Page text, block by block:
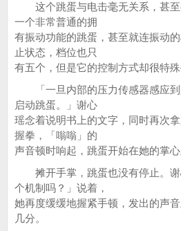
这个跳蛋与电击毫无关系，甚至
一个非常普通的拥
有振动功能的跳蛋，甚至就连振动
止状态，档位也只
有五个，但是它的控制方式却很特
「一旦内部的压力传感器感应到
启动跳蛋。」谢心
瑶念着说明书上的文字，同时再次
握拳，「嗡嗡」的
声音顿时响起，跳蛋开始在她的掌心
摊开手掌，跳蛋也没有停止。谢
个机制吗？」说着，
她再度缓缓地握紧手顿，发出的声
几分。